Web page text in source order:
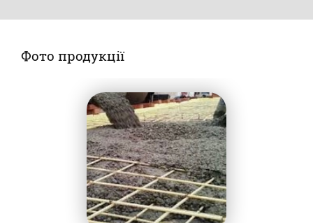
Фото продукції